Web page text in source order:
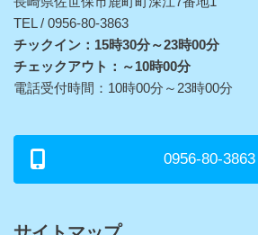
TEL / 0956-80-3863
チックイン：15時30分～23時00分
チェックアウト：～10時00分
電話受付時間：10時00分～23時00分
0956-80-3863